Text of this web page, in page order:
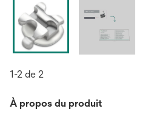
1-2 de 2
À propos du produit